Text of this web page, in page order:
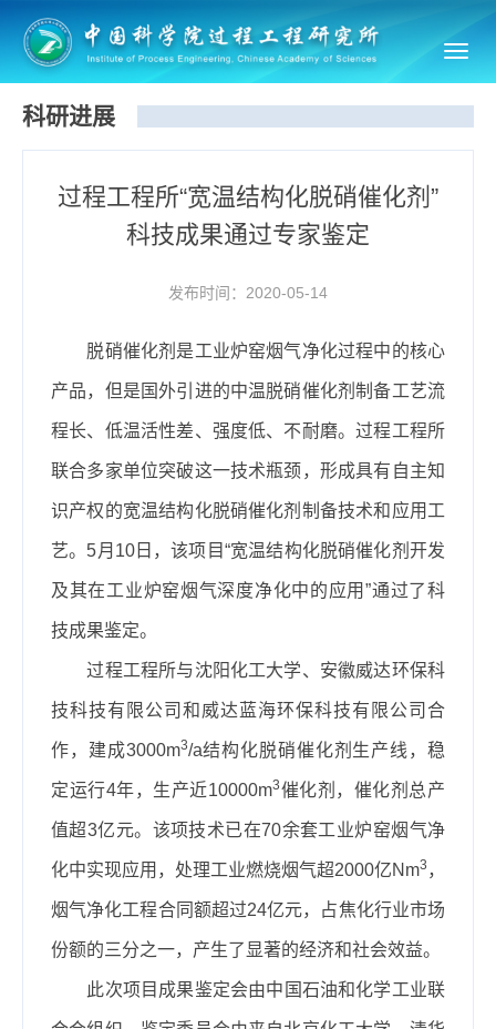
科研进展
过程工程所“宽温结构化脱硝催化剂”
科技成果通过专家鉴定
发布时间：2020-05-14
脱硝催化剂是工业炉窑烟气净化过程中的核心
产品，但是国外引进的中温脱硝催化剂制备工艺流
程长、低温活性差、强度低、不耐磨。过程工程所
联合多家单位突破这一技术瓶颈，形成具有自主知
识产权的宽温结构化脱硝催化剂制备技术和 应用工
艺。 5月10日 ，该项目“宽温结构化脱硝催化剂开发
及其在工业炉窑烟气深度净化中的应用”通过了科
技成果鉴定。
过程工程所与沈阳化工大学、安徽威达环保科
技科技有限公司和威达蓝海环保科技有限公司合
作， 建成3000m3/a结构化脱硝催化剂生产线，稳
定运行4年， 生产近10000m3催化剂，催化剂总产
值超3亿元。该项技术已在70余套工业炉窑烟气净
化中实现应用，处理工业燃烧烟气超2000亿Nm3 ，
烟气净化工程合同额超过24亿元，占焦化行业市场
份额的三分之一，产生了显著的经济和社会效益。
此次项目 成果鉴定会由中国石油和化学工业联